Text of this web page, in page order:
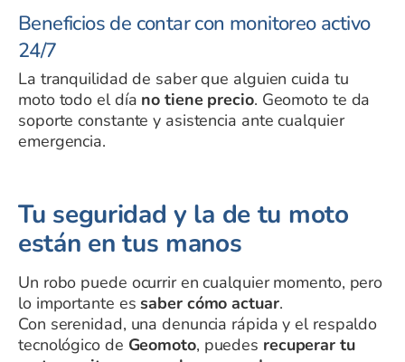
Beneficios de contar con monitoreo activo
24/7
La tranquilidad de saber que alguien cuida tu
moto todo el día no tiene precio. Geomoto te da
soporte constante y asistencia ante cualquier
emergencia.
Tu seguridad y la de tu moto
están en tus manos
Un robo puede ocurrir en cualquier momento, pero
lo importante essaber cómo actuar.
Con serenidad, una denuncia rápida y el respaldo
tecnológico de Geomoto, puedes recuperar tu